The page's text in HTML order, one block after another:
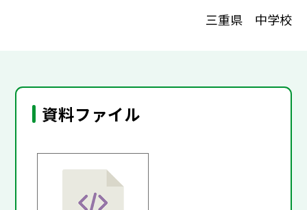
三重県 中学校
資料ファイル